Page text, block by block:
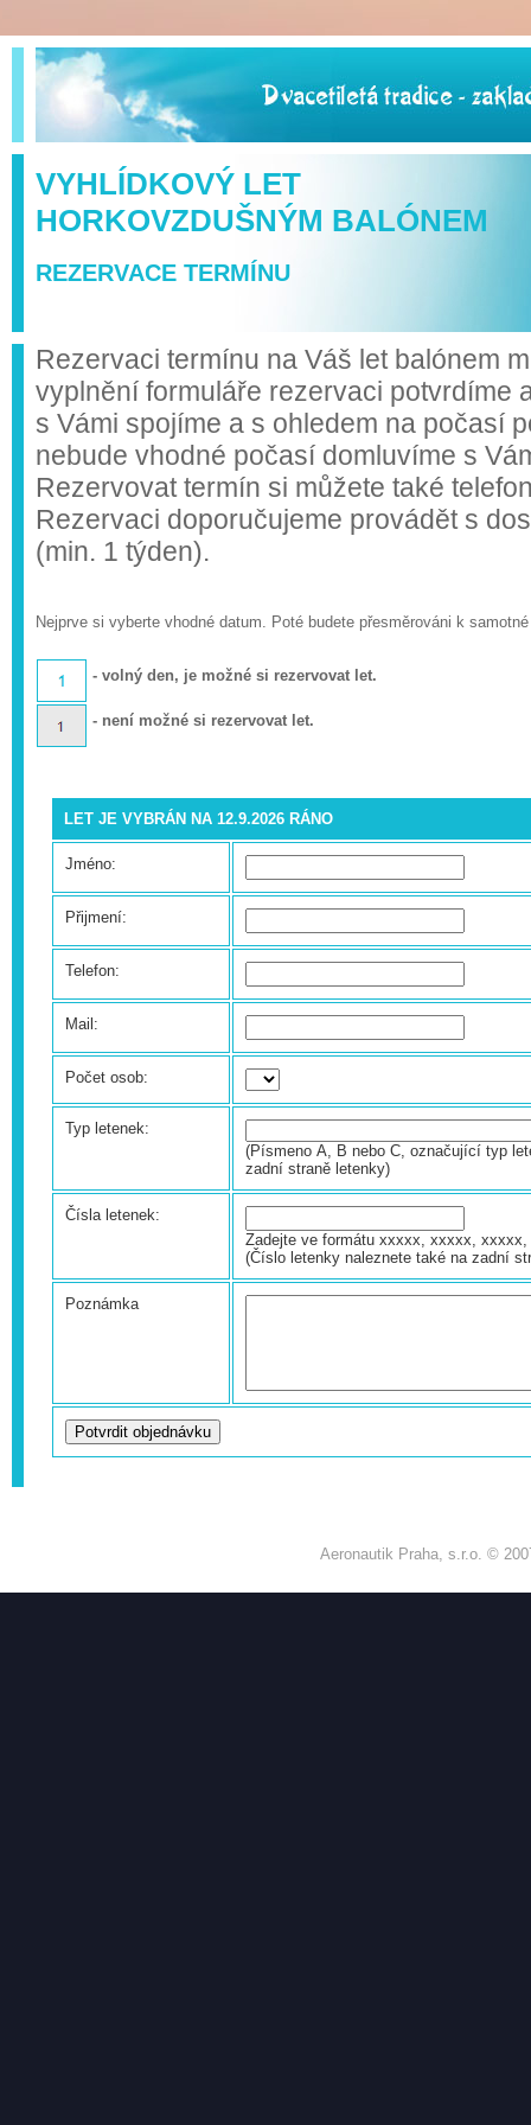
VYHLÍDKOVÝ LET
HORKOVZDUŠNÝM BALÓNEM
REZERVACE TERMÍNU
Rezervaci termínu na Váš let balónem
vyplnění formuláře rezervaci potvrdíme
s Vámi spojíme a s ohledem na počasí
nebude vhodné počasí domluvíme s
Rezervovat termín si můžete také
Rezervaci doporučujeme provádět s
(min. 1 týden).
Nejprve si vyberte vhodné datum. Poté budete přesměrováni k
- volný den, je možné si rezervovat let.
- není možné si rezervovat let.
LET JE VYBRÁN NA 12.9.2026 RÁNO
Jméno:
Přijmení:
Telefon:
Mail:
Počet osob:
Typ letenek:
(Písmeno A, B nebo C, označující typ
zadní straně letenky)
Čísla letenek:
Zadejte ve formátu xxxxx, xxxxx, xxxxx,
(Číslo letenky naleznete také na zadní
Poznámka
Aeronautik Praha, s.r.o. ©